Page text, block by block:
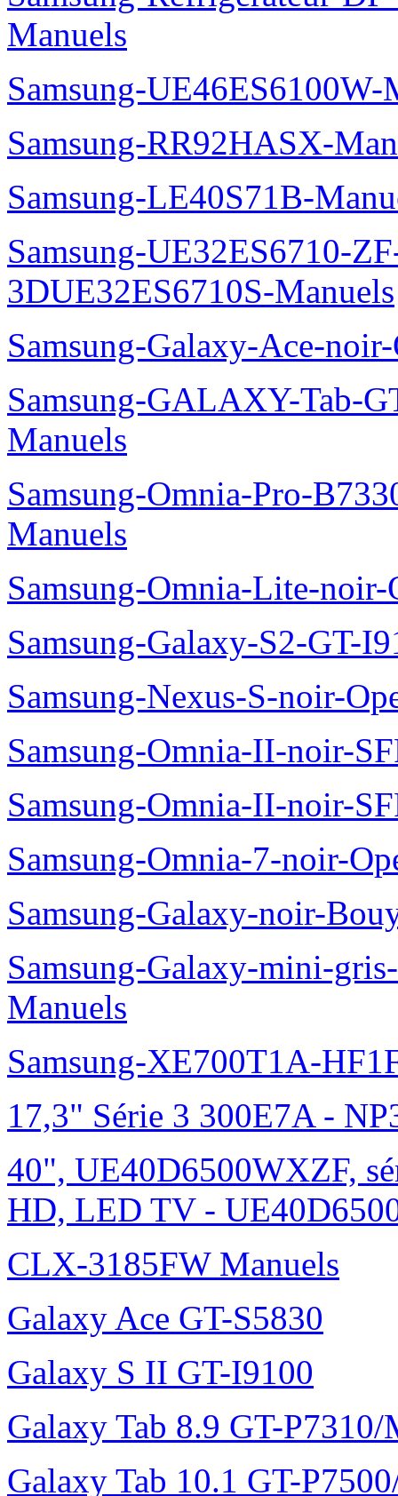
Manuels
Samsung-UE46ES6100W-
Samsung-RR92HASX-
Samsung-LE40S71B-
Samsung-UE32ES6710-
3DUE32ES6710S-Manuels
Samsung-Galaxy-Ace-
Samsung-GALAXY-Tab-
Manuels
Samsung-Omnia-Pro-
Manuels
Samsung-Omnia-Lite-
Samsung-Galaxy-S2-GT-
Samsung-Nexus-S-noir-
Samsung-Omnia-II-noir-
Samsung-Omnia-II-noir-
Samsung-Omnia-7-noir-
Samsung-Galaxy-noir-
Samsung-Galaxy-mini-
Manuels
Samsung-XE700T1A-
17,3" Série 3 300E7A -
40", UE40D6500WXZF,
HD, LED TV -
CLX-3185FW Manuels
Galaxy Ace GT-S5830
Galaxy S II GT-I9100
Galaxy Tab 8.9 GT-P7310/
Galaxy Tab 10.1 GT-